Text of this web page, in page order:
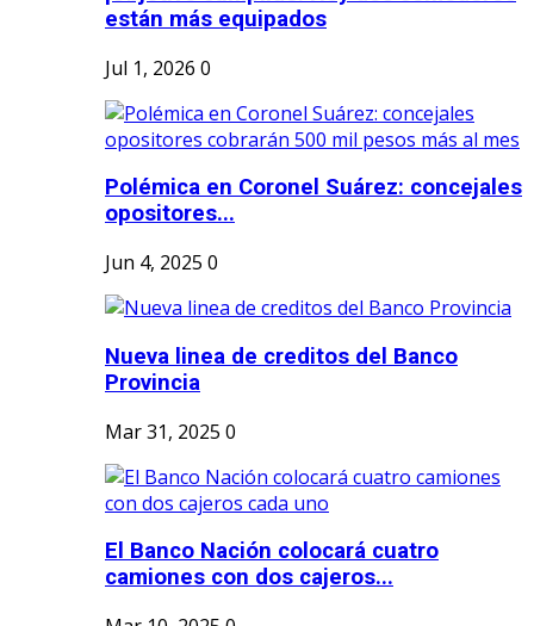
están más equipados
Jul 1, 2026 0
Polémica en Coronel Suárez: concejales
opositores...
Jun 4, 2025 0
Nueva linea de creditos del Banco
Provincia
Mar 31, 2025 0
El Banco Nación colocará cuatro
camiones con dos cajeros...